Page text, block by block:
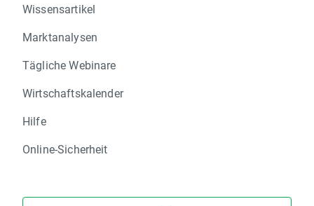
Wissensartikel
Marktanalysen
Tägliche Webinare
Wirtschaftskalender
Hilfe
Online-Sicherheit